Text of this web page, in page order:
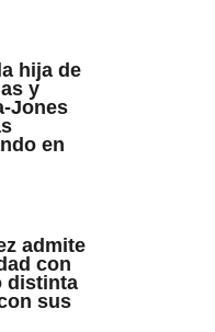
hija de
y
Jones
en
admite
con
distinta
sus